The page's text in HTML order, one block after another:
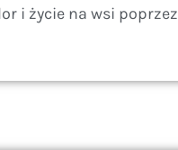
i życie na wsi poprzez